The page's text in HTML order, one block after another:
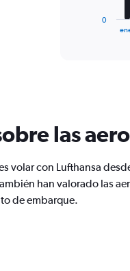
chart
has
Y
axis
0
las
volar con Lufthansa
han valorado las
de embarque.